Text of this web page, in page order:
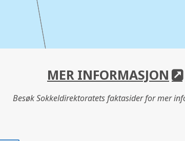
MER INFORMASJON
Besøk Sokkeldirektoratets faktasider for mer